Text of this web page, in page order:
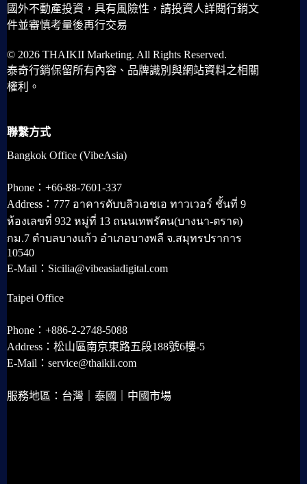
國外不動產投資，具有風險性，請投資人詳閱行銷文
件並審慎考量後再行交易
© 2026 THAIKII Marketing. All Rights Reserved.
泰奇行銷保留所有內容、品牌識別與網站資料之相關
權利。
聯繫方式
Bangkok Office (VibeAsia)
Phone：+66-88-7601-337
Address：777 อาคารดับบลิวเอชเอ ทาวเวอร์ ชั้นที่ 9
ห้องเลขที่ 932 หมู่ที่ 13 ถนนเทพรัตน(บางนา-ตราด)
กม.7 ตำบลบางแก้ว อำเภอบางพลี จ.สมุทรปราการ
10540
E-Mail：Sicilia@vibeasiadigital.com
Taipei Office
Phone：+886-2-2748-5088
Address：松山區南京東路五段188號6樓-5
E-Mail：service@thaikii.com
服務地區：台灣｜泰國｜中國市場